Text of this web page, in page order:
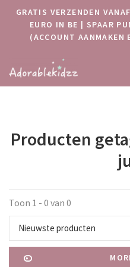
GRATIS VERZENDEN
EURO IN BE | SPAAR
(ACCOUNT AANMAKEN
Producten
Toon 1 - 0 van 0
Nieuwste producten